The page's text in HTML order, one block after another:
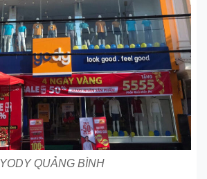
YODY QUẢNG BÌNH